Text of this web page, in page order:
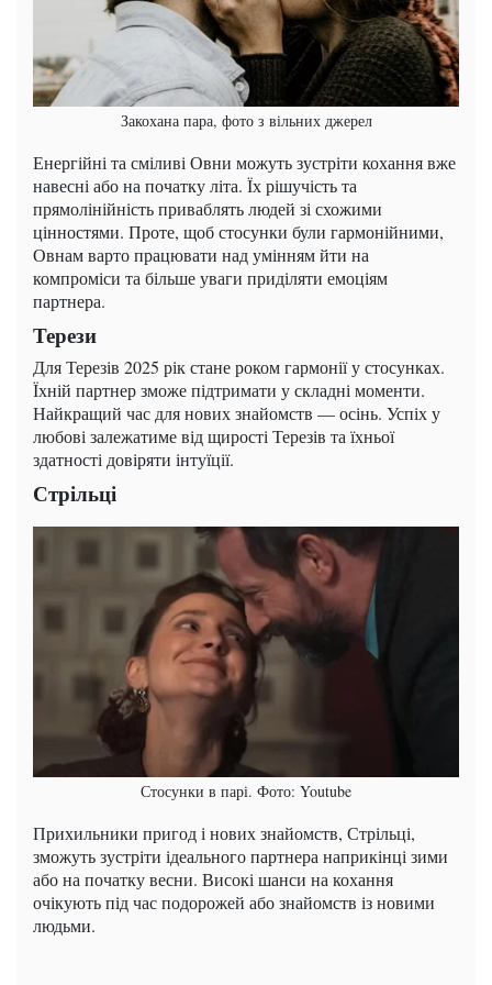
Закохана пара, фото з вільних джерел
Енергійні та сміливі Овни можуть зустріти кохання вже
навесні або на початку літа. Їх рішучість та
прямолінійність приваблять людей зі схожими
цінностями. Проте, щоб стосунки були гармонійними,
Овнам варто працювати над умінням йти на
компроміси та більше уваги приділяти емоціям
партнера.
Терези
Для Терезів 2025 рік стане роком гармонії у стосунках.
Їхній партнер зможе підтримати у складні моменти.
Найкращий час для нових знайомств — осінь. Успіх у
любові залежатиме від щирості Терезів та їхньої
здатності довіряти інтуїції.
Стрільці
Стосунки в парі. Фото: Youtube
Прихильники пригод і нових знайомств, Стрільці,
зможуть зустріти ідеального партнера наприкінці зими
або на початку весни. Високі шанси на кохання
очікують під час подорожей або знайомств із новими
людьми.